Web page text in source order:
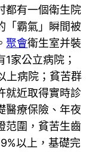
都有一個衛生院
「霸氣」瞬間被
聚會衛生室并裝
家公立病院；
上病院；貧苦群
就近取得實時診
醫療保險、年夜
范圍，貧苦生齒
以上，基礎完